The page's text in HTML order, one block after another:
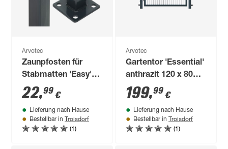
Arvotec
Zaunpfosten für
Stabmatten 'Easy'
anthrazit 4 x 4 x 128
cm
22,99 €
Lieferung nach Hause
Bestellbar in Troisdorf
(1)
Arvotec
Gartentor 'Essential'
anthrazit 120 x 80
cm, mit
Zaunanschluss
199,99 €
Lieferung nach Hause
Bestellbar in Troisdorf
(1)